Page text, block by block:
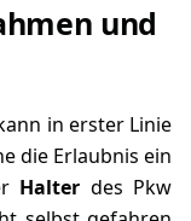
und
in erster Linie
die Erlaubnis ein
Halter des Pkw